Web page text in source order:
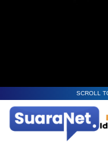
SCROLL